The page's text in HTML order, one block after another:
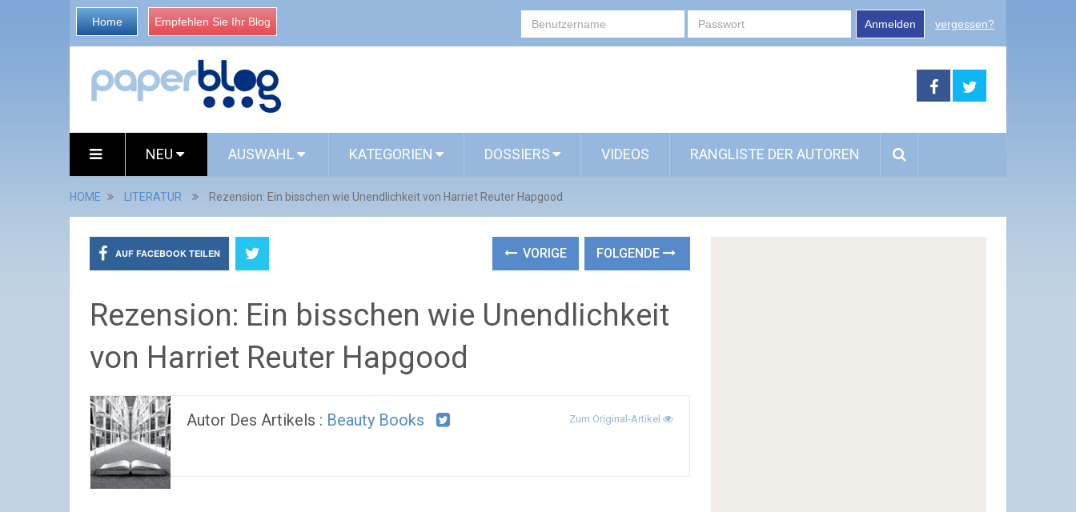
Home Empfehlen Sie Ihr Blog Anmelden vergessen?
NEU AUSWAHL KATEGORIEN DOSSIERS VIDEOS RANGLISTE DER AUTOREN
HOME LITERATUR Rezension: Ein bisschen wie Unendlichkeit von Harriet Reuter Hapgood
AUF FACEBOOK TEILEN VORIGE FOLGENDE
Rezension: Ein bisschen wie Unendlichkeit
von Harriet Reuter Hapgood
Autor Des Artikels : Beauty Books Zum Original-Artikel